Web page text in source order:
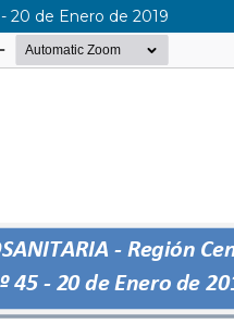
20 de Enero de 2019